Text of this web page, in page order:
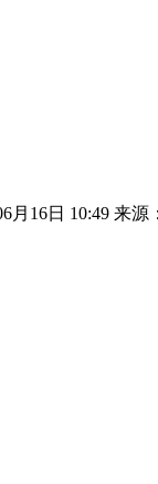
月16日 10:49 来源